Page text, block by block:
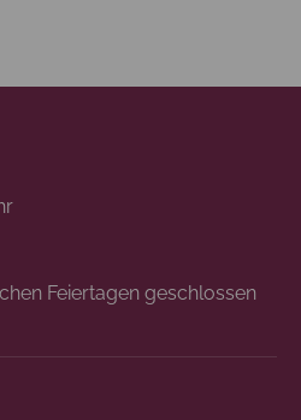
Feiertagen geschlossen